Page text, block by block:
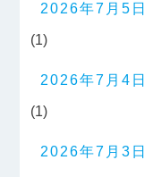
2026年7月5日
(1)
2026年7月4日
(1)
2026年7月3日